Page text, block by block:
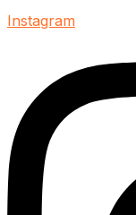
Instagram